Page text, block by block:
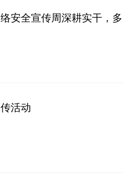
安全宣传周深耕实干，多
活动